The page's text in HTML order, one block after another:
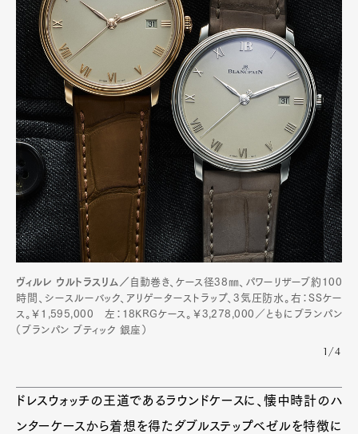
ヴィルレ ウルトラスリム／ 自動巻き、ケース径38㎜、パワーリザーブ約100
時間、シースルーバック、アリゲーターストラップ、3気圧防水。右：SSケー
ス。￥1,595,000 左：18KRGケース。￥3,278,000／ともにブランパン
（ブランパン ブティック 銀座）
1/4
ドレスウォッチの王道であるラウンドケースに、懐中時計のハ
ンターケースから着想を得たダブルステップベゼルを特徴に